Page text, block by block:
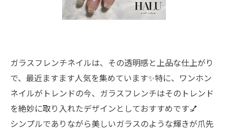
ガラスフレンチネイルは、その透明感と上品な仕上がり
で、最近ますます人気を集めています✨特に、ワンホン
ネイルがトレンドの今、ガラスフレンチはそのトレンド
を絶妙に取り入れたデザインとしておすすめです💅
シンプルでありながら美しいガラスのような輝きが爪先